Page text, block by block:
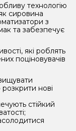
технологію
сировина
з
та забезпечує
які роблять
поціновувачів
нові
стійкий